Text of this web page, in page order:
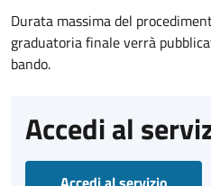
Durata massima del
graduatoria finale verrà
bando.
Accedi al